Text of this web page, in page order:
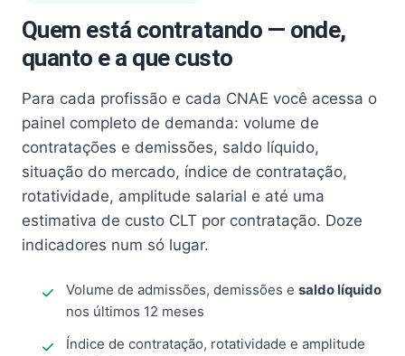
Quem está contratando — onde,
quanto e a que custo
Para cada profissão e cada CNAE você acessa o
painel completo de demanda: volume de
contratações e demissões, saldo líquido,
situação do mercado, índice de contratação,
rotatividade, amplitude salarial e até uma
estimativa de custo CLT por contratação. Doze
indicadores num só lugar.
Volume de admissões, demissões e saldo líquido
nos últimos 12 meses
Índice de contratação, rotatividade e amplitude